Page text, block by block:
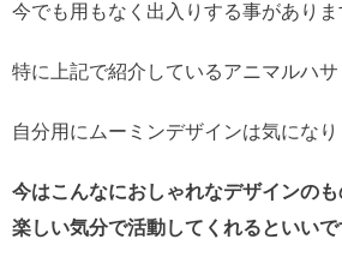
今でも用もなく出入りする事がありま
特に上記で紹介しているアニマルハサ
自分用にムーミンデザインは気になり
今はこんなにおしゃれなデザインのも
楽しい気分で活動してくれるといいで